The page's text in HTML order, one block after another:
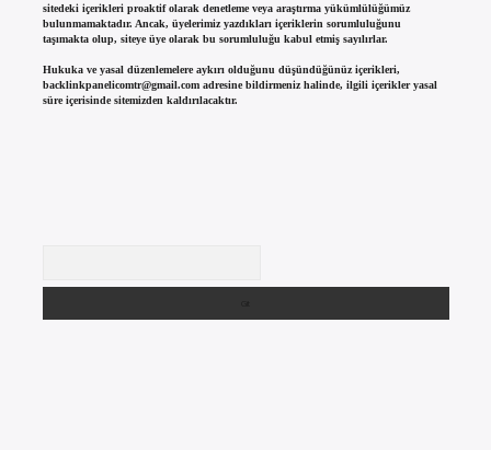
sitedeki içerikleri proaktif olarak denetleme veya araştırma yükümlülüğümüz
bulunmamaktadır. Ancak, üyelerimiz yazdıkları içeriklerin sorumluluğunu
taşımakta olup, siteye üye olarak bu sorumluluğu kabul etmiş sayılırlar.
Hukuka ve yasal düzenlemelere aykırı olduğunu düşündüğünüz içerikleri,
backlinkpanelicomtr@gmail.comadresine bildirmeniz halinde, ilgili içerikler yasal
süre içerisinde sitemizden kaldırılacaktır.